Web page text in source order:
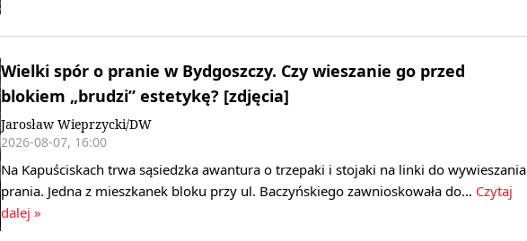
Wielki spór o pranie w Bydgoszczy. Czy wieszanie go przed
blokiem „brudzi” estetykę? [zdjęcia]
Jarosław Wieprzycki/DW
2026-08-07, 16:00
Na Kapuściskach trwa sąsiedzka awantura o trzepaki i stojaki na linki do wywieszania
prania. Jedna z mieszkanek bloku przy ul. Baczyńskiego zawnioskowała do… Czytaj
dalej »